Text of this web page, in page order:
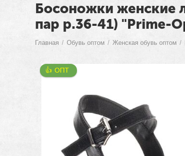
Босоножки женские
пар р.36-41) "Prime-
Главная / Обувь оптом / Женская обувь оптом /